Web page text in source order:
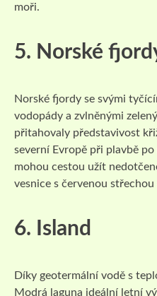
moři.
5. Norské
Norské fjordy se svými
vodopády a zvlněnými
přitahovaly představivost
severní Evropě při plavbě
mohou cestou užít
vesnice s červenou
6. Island
Díky geotermální vodě s
Modrá laguna ideální letní